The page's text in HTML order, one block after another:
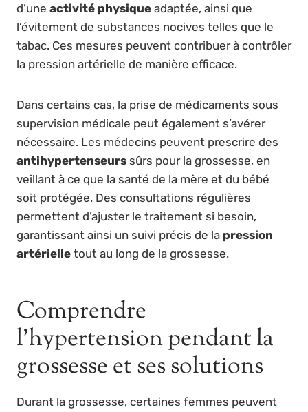
d’une activité physique adaptée, ainsi que
l’évitement de substances nocives telles que le
tabac. Ces mesures peuvent contribuer à contrôler
la pression artérielle de manière efficace.
Dans certains cas, la prise de médicaments sous
supervision médicale peut également s’avérer
nécessaire. Les médecins peuvent prescrire des
antihypertenseurs sûrs pour la grossesse, en
veillant à ce que la santé de la mère et du bébé
soit protégée. Des consultations régulières
permettent d’ajuster le traitement si besoin,
garantissant ainsi un suivi précis de la pression
artérielle tout au long de la grossesse.
Comprendre
l’hypertension pendant la
grossesse et ses solutions
Durant la grossesse, certaines femmes peuvent